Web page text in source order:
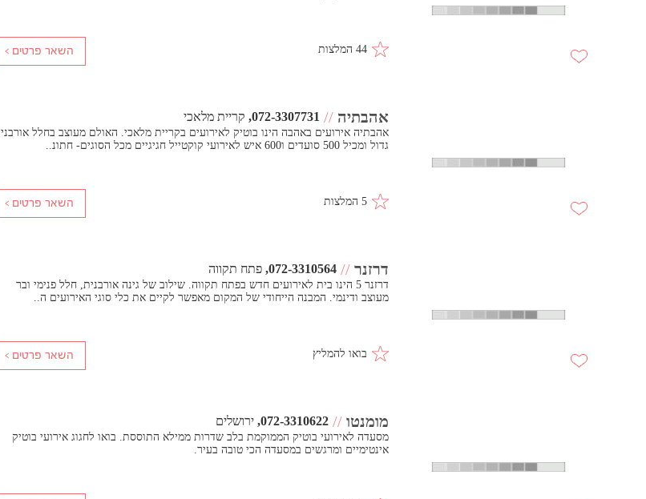
44 המלצות
אהבתיה //
072-3307731 קריית מלאכי
אהבתיה אירועים באהבה הינו בוטיק לאירועים בקריית מלאכי. האולם מעוצב בחלל אורבני
גדול ומכיל 500 סועדים ו600 איש לאירועי קוקטייל חגיגיים מכל הסוגים- חתונ..
5 המלצות
דרזנר //
072-3310564 פתח תקווה
דרזנר 5 הינו בית לאירועים חדש בפתח תקווה. שילוב של גינה אורבנית, חלל פנימי ובר
מעוצב ודינמי. המבנה הייחודי של המקום מאפשר לקיים את כלי סוגי האירועים ה..
בואו להמליץ
מומנטו //
072-3310622 ירושלים
מסעדה לאירועי בוטיק הממוקמת בלב שדרות ממילא התוססת. בואו לחגוג אירועי בוטיק
אינטימיים ומרגשים במסעדה הכי טובה בעיר.